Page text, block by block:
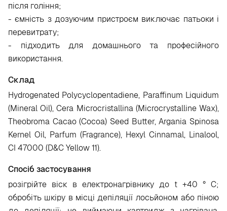
після гоління;
- ємність з дозуючим пристроєм виключає патьоки і
перевитрату;
- підходить для домашнього та професійного
використання.
Склад
Hydrogenated Polycyclopentadiene, Paraffinum Liquidum
(Mineral Oil), Cera Microcristallina (Microcrystalline Wax),
Theobroma Cacao (Cocoa) Seed Butter, Argania Spinosa
Kernel Oil, Parfum (Fragrance), Hexyl Cinnamal, Linalool,
CI 47000 (D&C Yellow 11).
Спосіб застосування
розігрійте віск в електронагрівнику до t +40 ° C;
обробіть шкіру в місці депіляції лосьйоном або піною